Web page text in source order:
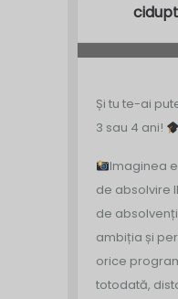
cidupt
Și tu te-ai
3 sau 4 ani!
Imaginea
de absolvire
de
ambiția și
orice
totodată,